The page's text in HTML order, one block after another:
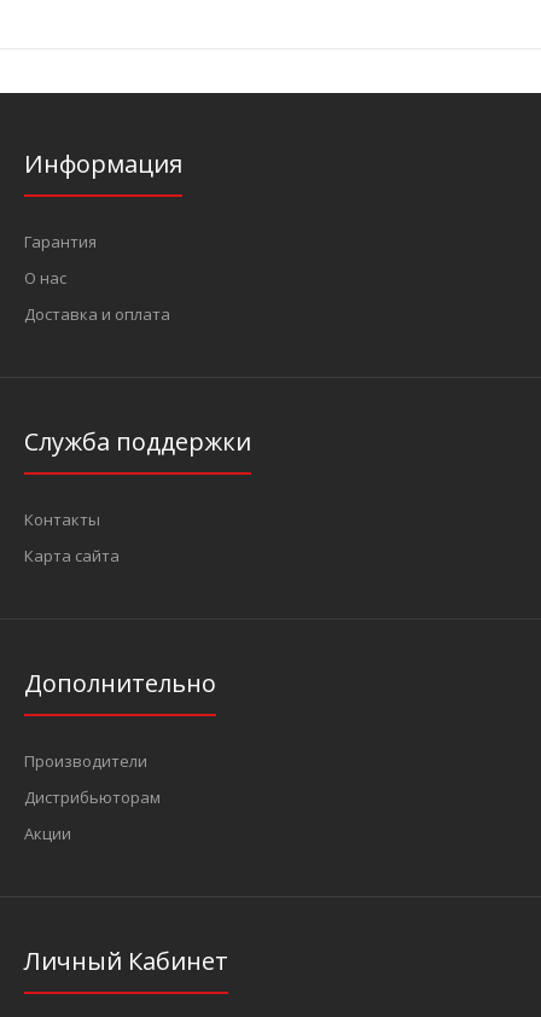
Информация
Гарантия
О нас
Доставка и оплата
Служба поддержки
Контакты
Карта сайта
Дополнительно
Производители
Дистрибьюторам
Акции
Личный Кабинет